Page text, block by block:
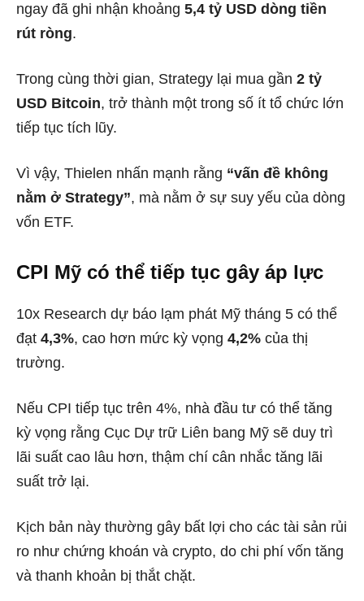
ngay đã ghi nhận khoảng 5,4 tỷ USD dòng tiền
rút ròng.
Trong cùng thời gian, Strategy lại mua gần 2 tỷ
USD Bitcoin, trở thành một trong số ít tổ chức lớn
tiếp tục tích lũy.
Vì vậy, Thielen nhấn mạnh rằng “vấn đề không
nằm ở Strategy”, mà nằm ở sự suy yếu của dòng
vốn ETF.
CPI Mỹ có thể tiếp tục gây áp lực
10x Research dự báo lạm phát Mỹ tháng 5 có thể
đạt 4,3%, cao hơn mức kỳ vọng 4,2% của thị
trường.
Nếu CPI tiếp tục trên 4%, nhà đầu tư có thể tăng
kỳ vọng rằng Cục Dự trữ Liên bang Mỹ sẽ duy trì
lãi suất cao lâu hơn, thậm chí cân nhắc tăng lãi
suất trở lại.
Kịch bản này thường gây bất lợi cho các tài sản rủi
ro như chứng khoán và crypto, do chi phí vốn tăng
và thanh khoản bị thắt chặt.